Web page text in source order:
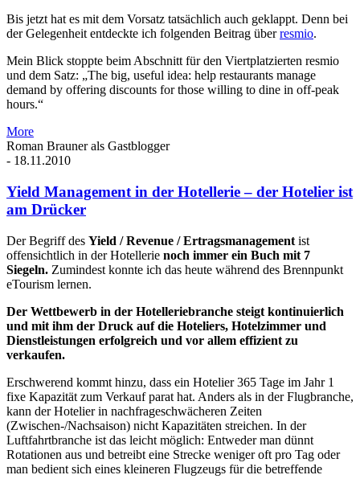
Bis jetzt hat es mit dem Vorsatz tatsächlich auch geklappt. Denn bei
der Gelegenheit entdeckte ich folgenden Beitrag überresmio.
Mein Blick stoppte beim Abschnitt für den Viertplatzierten resmio
und dem Satz: „The big, useful idea: help restaurants manage
demand by offering discounts for those willing to dine in off-peak
hours.“
More
Roman Brauner als Gastblogger
- 18.11.2010
Yield Management in der Hotellerie – der Hotelier ist
am Drücker
Der Begriff des Yield / Revenue / Ertragsmanagement ist
offensichtlich in der Hotellerie noch immer ein Buch mit 7
Siegeln. Zumindest konnte ich das heute während des Brennpunkt
eTourism lernen.
Der Wettbewerb in der Hotelleriebranche steigt kontinuierlich
und mit ihm der Druck auf die Hoteliers, Hotelzimmer und
Dienstleistungen erfolgreich und vor allem effizient zu
verkaufen.
Erschwerend kommt hinzu, dass ein Hotelier 365 Tage im Jahr 1
fixe Kapazität zum Verkauf parat hat. Anders als in der Flugbranche,
kann der Hotelier in nachfrageschwächeren Zeiten
(Zwischen-/Nachsaison) nicht Kapazitäten streichen. In der
Luftfahrtbranche ist das leicht möglich: Entweder man dünnt
Rotationen aus und betreibt eine Strecke weniger oft pro Tag oder
man bedient sich eines kleineren Flugzeugs für die betreffende